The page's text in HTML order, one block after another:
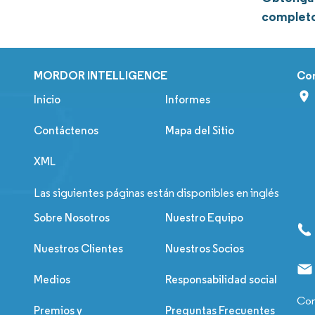
MORDOR INTELLIGENCE
Inicio Informes
Contáctenos Mapa del Sitio
XML
Las siguientes páginas están disponibles en inglés
Sobre Nosotros Nuestro Equipo
Nuestros Clientes Nuestros Socios
Medios Responsabilidad social
Premios y Preguntas Frecuentes